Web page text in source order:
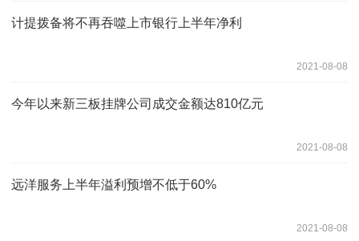
计提拨备将不再吞噬上市银行上半年净利
2021-08-08
今年以来新三板挂牌公司成交金额达810亿元
2021-08-08
远洋服务上半年溢利预增不低于60%
2021-08-08